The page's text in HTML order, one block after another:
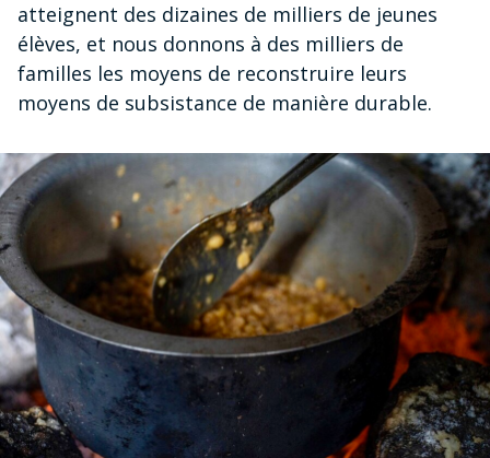
atteignent des dizaines de milliers de jeunes
élèves, et nous donnons à des milliers de
familles les moyens de reconstruire leurs
moyens de subsistance de manière durable.